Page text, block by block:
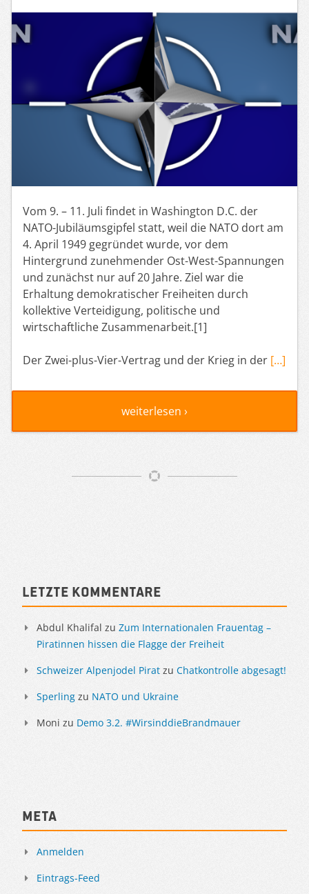
Vom 9. – 11. Juli findet in Washington D.C. der
NATO-Jubiläumsgipfel statt, weil die NATO dort am
4. April 1949 gegründet wurde, vor dem
Hintergrund zunehmender Ost-West-Spannungen
und zunächst nur auf 20 Jahre. Ziel war die
Erhaltung demokratischer Freiheiten durch
kollektive Verteidigung, politische und
wirtschaftliche Zusammenarbeit.[1]
Der Zwei-plus-Vier-Vertrag und der Krieg in der […]
weiterlesen ›
Sidebar
Letzte Kommentare
Abdul Khalifal zu Zum Internationalen Frauentag –
Piratinnen hissen die Flagge der Freiheit
Schweizer Alpenjodel Pirat zu Chatkontrolle abgesagt!
Sperling zu NATO und Ukraine
Moni zu Demo 3.2. #WirsinddieBrandmauer
Meta
Anmelden
Eintrags-Feed